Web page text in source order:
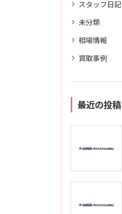
スタッフ日記
未分類
相場情報
買取事例
最近の投稿